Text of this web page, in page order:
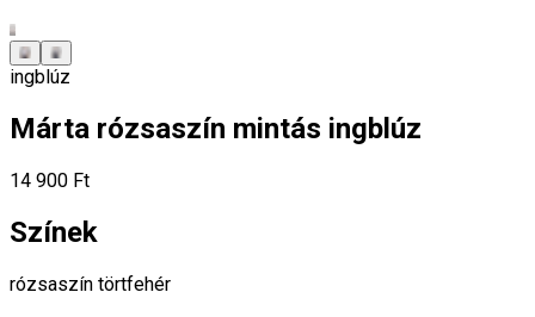
ingblúz
Márta rózsaszín mintás ingblúz
14 900 Ft
Színek
rózsaszín törtfehér